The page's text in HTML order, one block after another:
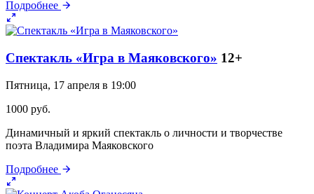
Подробнее
Спектакль «Игра в Маяковского» 12+
Пятница, 17 апреля в 19:00
1000 руб.
Динамичный и яркий спектакль о личности и творчестве
поэта Владимира Маяковского
Подробнее